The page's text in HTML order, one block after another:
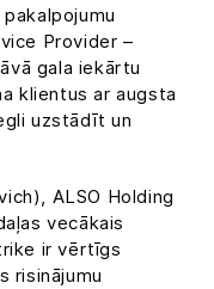
Provider –
gala iekārtu
klientus ar augsta
uzstādīt un
ALSO Holding
vecākais
ir vērtīgs
risinājumu